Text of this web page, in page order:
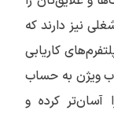
نیز دارند که
کاریابی
ویژن به حساب
آسان‌تر کرده و